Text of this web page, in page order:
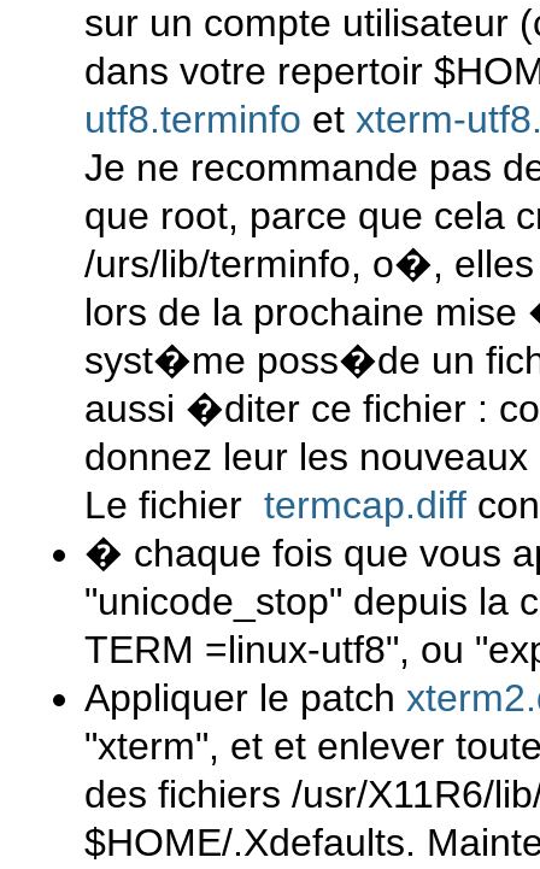
sur un compte
dans votre repertoir
utf8.terminfo et xterm-
Je ne recommande pas
que root, parce que cela
/urs/lib/terminfo, o�,
lors de la prochaine
syst�me poss�de un
aussi �diter ce fichier :
donnez leur les
Le fichier termcap.diff
� chaque fois que vous
"unicode_stop" depuis la
TERM =linux-utf8", ou
Appliquer le patch
"xterm", et et enlever
des fichiers /usr/X11R6/
$HOME/.Xdefaults.